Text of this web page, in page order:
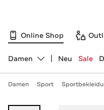
Online Shop
Abteilung ändern,
Damen Neu Sale
Damen Sport